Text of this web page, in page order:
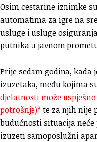
Osim cestarine iznimke
automatima za igre na
usluge i usluge
putnika u javnom
Prije sedam godina, kada
izuzetaka, među kojima
djelatnosti može
potrošnje)“ te za njih nije
budućnosti situacija
izuzeti samoposlužni